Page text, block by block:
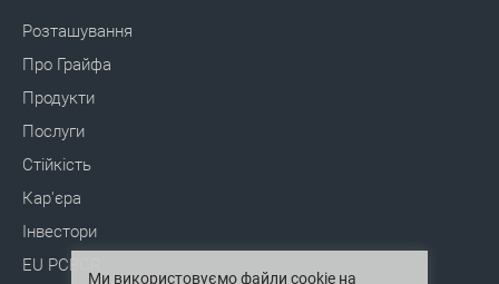
Розташування
Про Грайфа
Продукти
Послуги
Стійкість
Кар'єра
Інвестори
EU PCBCR
Ми використовуємо файли cookie на